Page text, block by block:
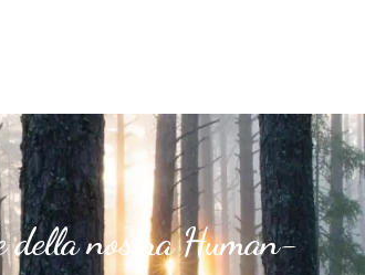
della nostra Human-